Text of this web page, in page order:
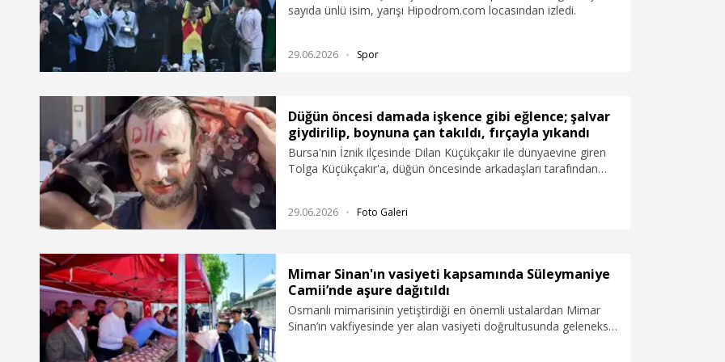
sayıda ünlü isim, yarışı Hipodrom.com locasından izledi.
29.06.2026 Spor
Düğün öncesi damada işkence gibi eğlence; şalvar
giydirilip, boynuna çan takıldı, fırçayla yıkandı
Bursa'nın İznik ilçesinde Dilan Küçükçakır ile dünyaevine giren
Tolga Küçükçakır'a, düğün öncesinde arkadaşları tarafından
yazıldı. Gelenek gereği boş tüp verilerek yumurta pişirmesi
29.06.2026 Foto Galeri
Mimar Sinan'ın vasiyeti kapsamında Süleymaniye
Camii’nde aşure dağıtıldı
Osmanlı mimarisinin yetiştirdiği en önemli ustalardan Mimar
Sinan’ın vakfiyesinde yer alan vasiyeti doğrultusunda geleneksel